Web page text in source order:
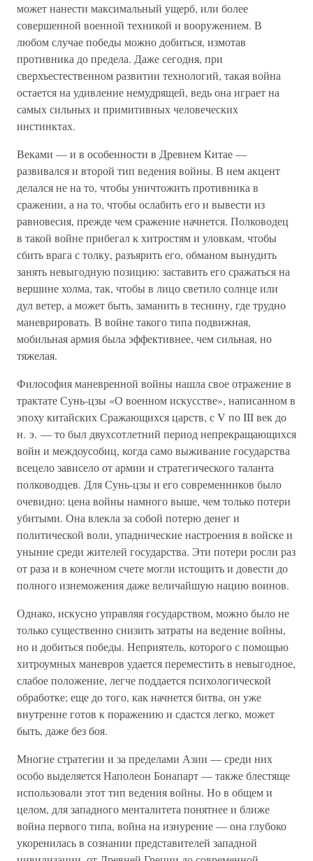
может нанести максимальный ущерб, или более
совершенной военной техникой и вооружением. В
любом случае победы можно добиться, измотав
противника до предела. Даже сегодня, при
сверхъестественном развитии технологий, такая война
остается на удивление немудрящей, ведь она играет на
самых сильных и примитивных человеческих
инстинктах.
Веками — и в особенности в Древнем Китае —
развивался и второй тип ведения войны. В нем акцент
делался не на то, чтобы уничтожить противника в
сражении, а на то, чтобы ослабить его и вывести из
равновесия, прежде чем сражение начнется. Полководец
в такой войне прибегал к хитростям и уловкам, чтобы
сбить врага с толку, разъярить его, обманом вынудить
занять невыгодную позицию: заставить его сражаться на
вершине холма, так, чтобы в лицо светило солнце или
дул ветер, а может быть, заманить в теснину, где трудно
маневрировать. В войне такого типа подвижная,
мобильная армия была эффективнее, чем сильная, но
тяжелая.
Философия маневренной войны нашла свое отражение в
трактате Сунь-цзы «О военном искусстве», написанном в
эпоху китайских Сражающихся царств, с V по III век до
н. э. — то был двухсотлетний период непрекращающихся
войн и междоусобиц, когда само выживание государства
всецело зависело от армии и стратегического таланта
полководцев. Для Сунь-цзы и его современников было
очевидно: цена войны намного выше, чем только потери
убитыми. Она влекла за собой потерю денег и
политической воли, упаднические настроения в войске и
уныние среди жителей государства. Эти потери росли раз
от раза и в конечном счете могли истощить и довести до
полного изнеможения даже величайшую нацию воинов.
Однако, искусно управляя государством, можно было не
только существенно снизить затраты на ведение войны,
но и добиться победы. Неприятель, которого с помощью
хитроумных маневров удается переместить в невыгодное,
слабое положение, легче поддается психологической
обработке; еще до того, как начнется битва, он уже
внутренне готов к поражению и сдастся легко, может
быть, даже без боя.
Многие стратегии и за пределами Азии — среди них
особо выделяется Наполеон Бонапарт — также блестяще
использовали этот тип ведения войны. Но в общем и
целом, для западного менталитета понятнее и ближе
война первого типа, война на изнурение — она глубоко
укоренилась в сознании представителей западной